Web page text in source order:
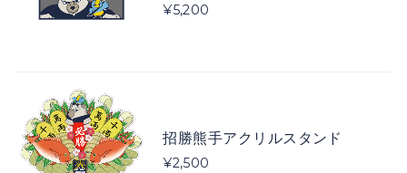
¥5,200
招勝熊手アクリルスタンド
¥2,500